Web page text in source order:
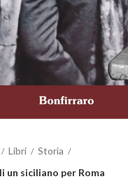
Libri
Storia
un siciliano per Roma